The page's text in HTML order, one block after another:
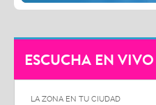
ESCUCHA EN VIVO
LA ZONA EN TU CIUDAD